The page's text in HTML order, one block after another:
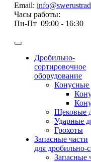
Email:
Часы работы:
Пн-Пт 09:00 - 16:30
Дробильно-
сортировочное
оборудование
Конусные
Щековые
Ударные
Грохоты
Запасные части
для дробильно-
Запасные